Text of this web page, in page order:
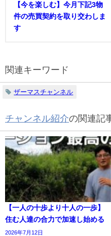
【今を楽しむ】今月下記3物
件の売買契約を取り交わしま
す
関連キーワード
ザーマスチャンネル
チャンネル紹介の関連記
【一人の十歩より十人の一歩】
住む人達の合力で加速し始める
2026年7月12日